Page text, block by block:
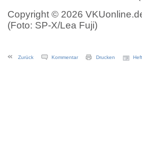
Copyright © 2026
(Foto: SP-X/Lea Fuji)
Zurück Kommentar Drucken